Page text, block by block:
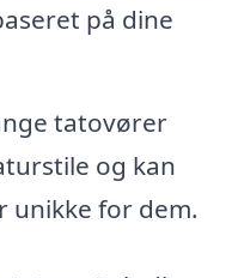
på dine
tatovører
og kan
unikke for dem.